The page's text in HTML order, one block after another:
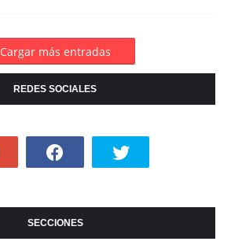
Cargar más entradas
REDES SOCIALES
SECCIONES